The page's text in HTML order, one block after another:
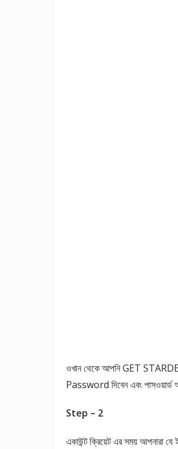
ওখান থেকে আপনি GET
Password দিবেন এবং পাসওয়ার্ড
Step – 2
একাউন্ট ক্রিয়েট এর সময় আপনারা